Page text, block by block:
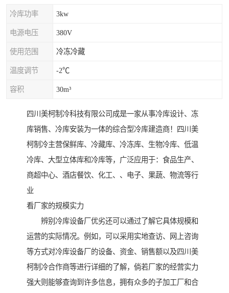
冷库功率 3kw
电源电压 380V
使用范围 冷冻冷藏
温度调节 -2℃
容积 30m³
四川美柯制冷科技有限公司成是一家从事冷库设计、冻
库销售、冷库安装为一体的综合型冷库建造商！四川美
柯制冷主营保鲜库、冷藏库、冷冻库、生物冷库、低温
冷库、大型立体库和冷库等，广泛应用于：食品生产、
商超中心、酒店餐饮、化工、、电子、果蔬、物流等行
业
看厂家的规模实力
辨别冷库设备厂优劣还可以通过了解它具体规模和
运营的实际情况。例如，可以采用实地查访、网上咨询
等方式对冷库设备厂的设备、资金、销售额以及四川美
柯制冷合作商等进行详细的了解，倘若厂家的经营实力
强大则能够查询到许多信息，拥有众多的子加工厂和合